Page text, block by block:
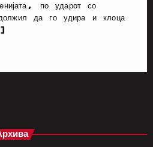
по ударот со
да го удира и клоца